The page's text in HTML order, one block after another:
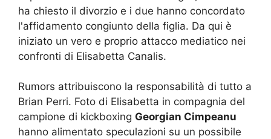
ha chiesto il divorzio e i due hanno concordato
l'affidamento congiunto della figlia. Da qui è
iniziato un vero e proprio attacco mediatico nei
confronti di Elisabetta Canalis.
Rumors attribuiscono la responsabilità di tutto a
Brian Perri. Foto di Elisabetta in compagnia del
campione di kickboxing Georgian Cimpeanu
hanno alimentato speculazioni su un possibile